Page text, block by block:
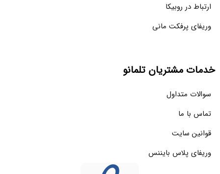
ارتباط در روبیکا
وریفای پرفکت مانی
خدمات مشتریان تلمانو
سوالات متداول
تماس با ما
قوانین سایت
وریفای پلاس بایننس